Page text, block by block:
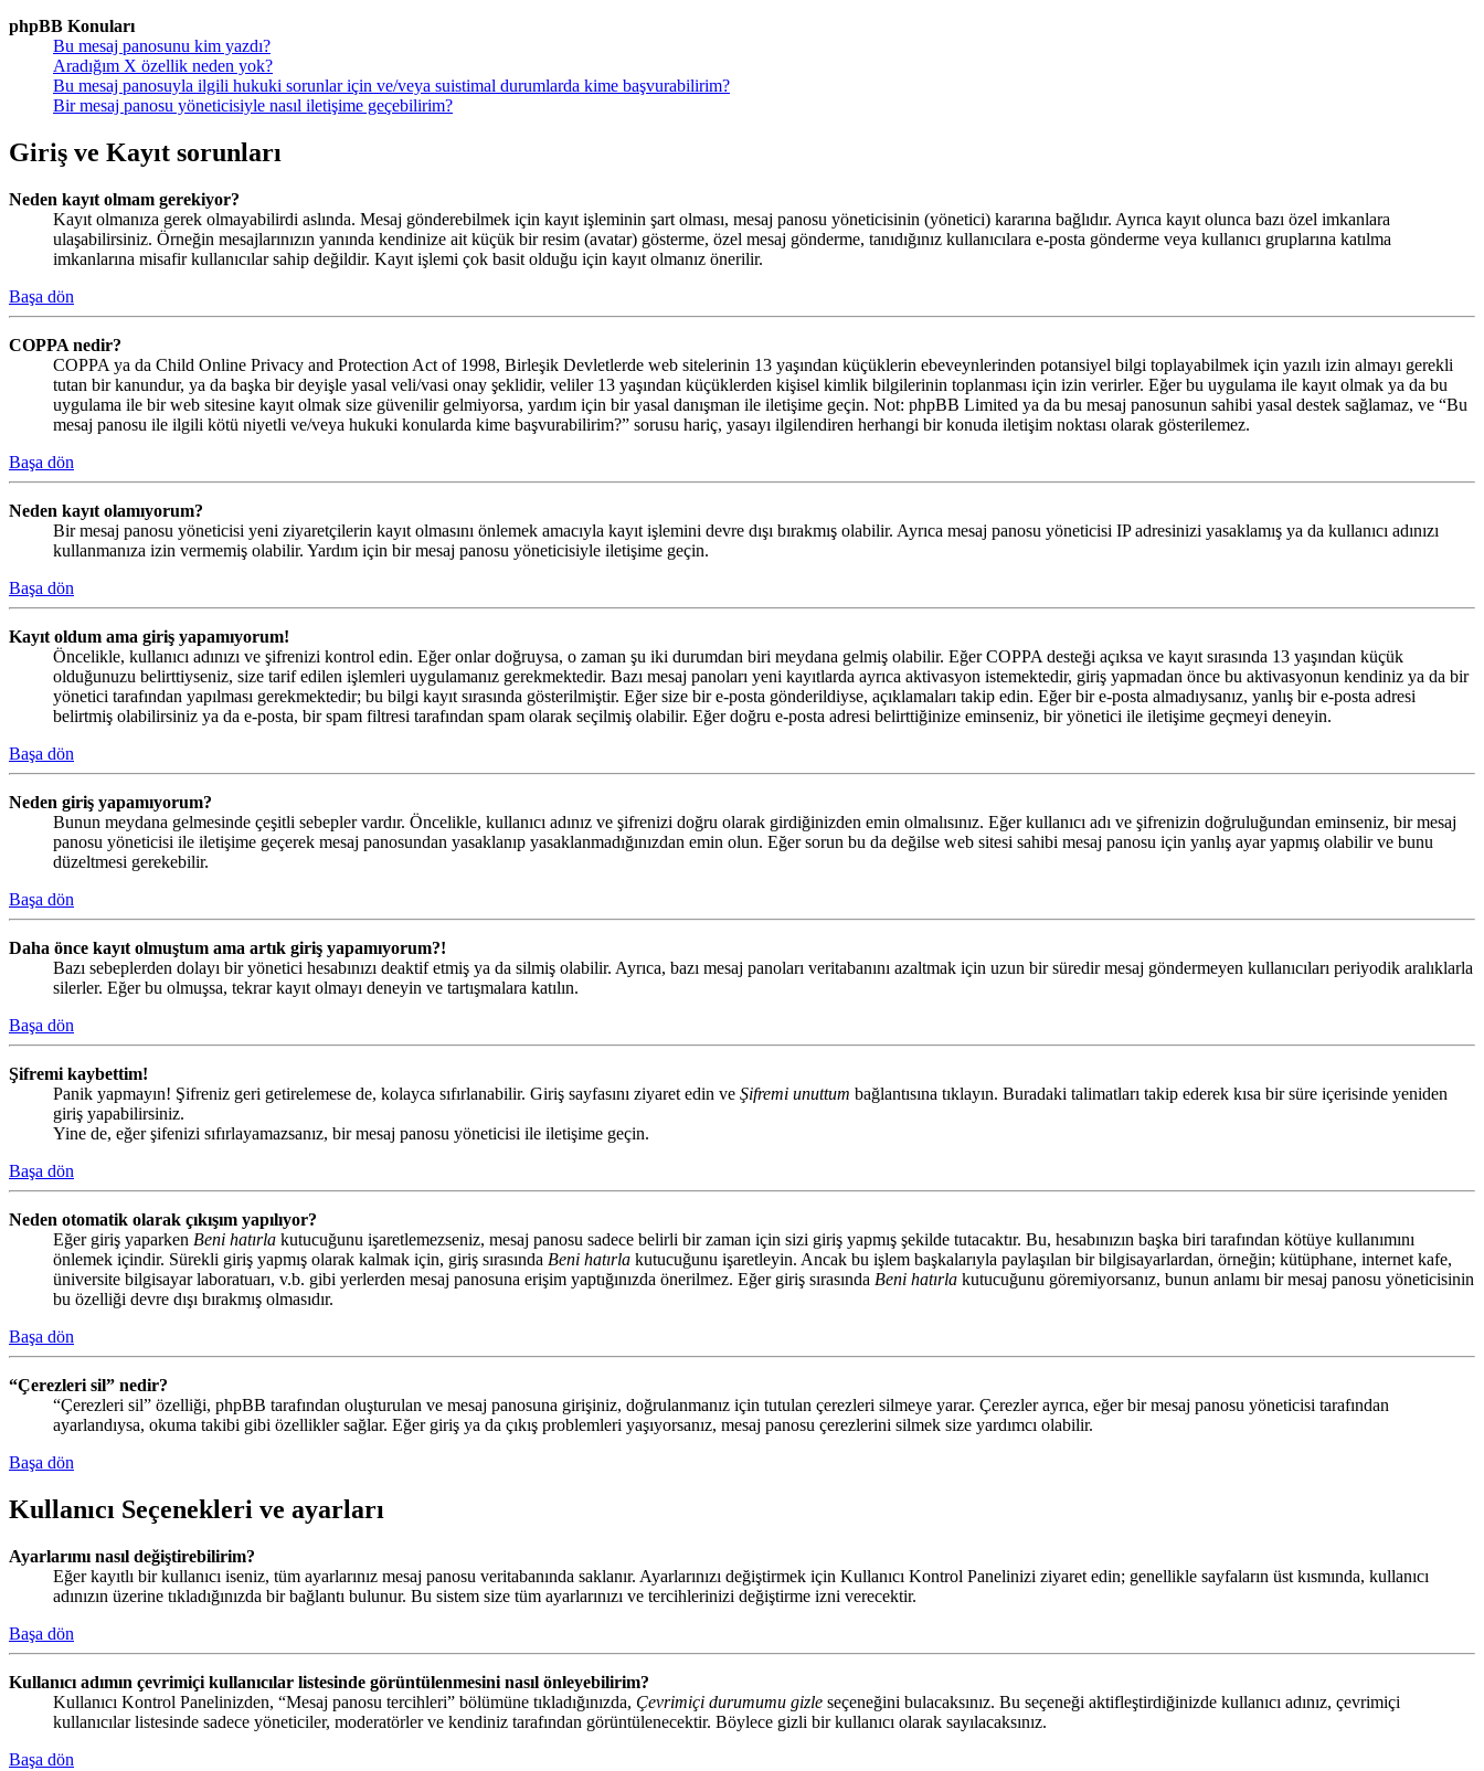
phpBB Konuları
Bu mesaj panosunu kim yazdı?
Aradığım X özellik neden yok?
Bu mesaj panosuyla ilgili hukuki sorunlar için ve/veya suistimal durumlarda kime başvurabilirim?
Bir mesaj panosu yöneticisiyle nasıl iletişime geçebilirim?
Giriş ve Kayıt sorunları
Neden kayıt olmam gerekiyor?
Kayıt olmanıza gerek olmayabilirdi aslında. Mesaj gönderebilmek için kayıt işleminin şart olması, mesaj panosu yöneticisinin (yönetici) kararına bağlıdır. Ayrıca kayıt olunca bazı özel imkanlara
ulaşabilirsiniz. Örneğin mesajlarınızın yanında kendinize ait küçük bir resim (avatar) gösterme, özel mesaj gönderme, tanıdığınız kullanıcılara e-posta gönderme veya kullanıcı gruplarına katılma
imkanlarına misafir kullanıcılar sahip değildir. Kayıt işlemi çok basit olduğu için kayıt olmanız önerilir.
Başa dön
COPPA nedir?
COPPA ya da Child Online Privacy and Protection Act of 1998, Birleşik Devletlerde web sitelerinin 13 yaşından küçüklerin ebeveynlerinden potansiyel bilgi toplayabilmek için yazılı izin almayı gerekli
tutan bir kanundur, ya da başka bir deyişle yasal veli/vasi onay şeklidir, veliler 13 yaşından küçüklerden kişisel kimlik bilgilerinin toplanması için izin verirler. Eğer bu uygulama ile kayıt olmak ya da bu
uygulama ile bir web sitesine kayıt olmak size güvenilir gelmiyorsa, yardım için bir yasal danışman ile iletişime geçin. Not: phpBB Limited ya da bu mesaj panosunun sahibi yasal destek sağlamaz, ve “Bu
mesaj panosu ile ilgili kötü niyetli ve/veya hukuki konularda kime başvurabilirim?” sorusu hariç, yasayı ilgilendiren herhangi bir konuda iletişim noktası olarak gösterilemez.
Başa dön
Neden kayıt olamıyorum?
Bir mesaj panosu yöneticisi yeni ziyaretçilerin kayıt olmasını önlemek amacıyla kayıt işlemini devre dışı bırakmış olabilir. Ayrıca mesaj panosu yöneticisi IP adresinizi yasaklamış ya da kullanıcı adınızı
kullanmanıza izin vermemiş olabilir. Yardım için bir mesaj panosu yöneticisiyle iletişime geçin.
Başa dön
Kayıt oldum ama giriş yapamıyorum!
Öncelikle, kullanıcı adınızı ve şifrenizi kontrol edin. Eğer onlar doğruysa, o zaman şu iki durumdan biri meydana gelmiş olabilir. Eğer COPPA desteği açıksa ve kayıt sırasında 13 yaşından küçük
olduğunuzu belirttiyseniz, size tarif edilen işlemleri uygulamanız gerekmektedir. Bazı mesaj panoları yeni kayıtlarda ayrıca aktivasyon istemektedir, giriş yapmadan önce bu aktivasyonun kendiniz ya da bir
yönetici tarafından yapılması gerekmektedir; bu bilgi kayıt sırasında gösterilmiştir. Eğer size bir e-posta gönderildiyse, açıklamaları takip edin. Eğer bir e-posta almadıysanız, yanlış bir e-posta adresi
belirtmiş olabilirsiniz ya da e-posta, bir spam filtresi tarafından spam olarak seçilmiş olabilir. Eğer doğru e-posta adresi belirttiğinize eminseniz, bir yönetici ile iletişime geçmeyi deneyin.
Başa dön
Neden giriş yapamıyorum?
Bunun meydana gelmesinde çeşitli sebepler vardır. Öncelikle, kullanıcı adınız ve şifrenizi doğru olarak girdiğinizden emin olmalısınız. Eğer kullanıcı adı ve şifrenizin doğruluğundan eminseniz, bir mesaj
panosu yöneticisi ile iletişime geçerek mesaj panosundan yasaklanıp yasaklanmadığınızdan emin olun. Eğer sorun bu da değilse web sitesi sahibi mesaj panosu için yanlış ayar yapmış olabilir ve bunu
düzeltmesi gerekebilir.
Başa dön
Daha önce kayıt olmuştum ama artık giriş yapamıyorum?!
Bazı sebeplerden dolayı bir yönetici hesabınızı deaktif etmiş ya da silmiş olabilir. Ayrıca, bazı mesaj panoları veritabanını azaltmak için uzun bir süredir mesaj göndermeyen kullanıcıları periyodik aralıklarla
silerler. Eğer bu olmuşsa, tekrar kayıt olmayı deneyin ve tartışmalara katılın.
Başa dön
Şifremi kaybettim!
Panik yapmayın! Şifreniz geri getirelemese de, kolayca sıfırlanabilir. Giriş sayfasını ziyaret edin ve Şifremi unuttum bağlantısına tıklayın. Buradaki talimatları takip ederek kısa bir süre içerisinde yeniden
giriş yapabilirsiniz.
Yine de, eğer şifenizi sıfırlayamazsanız, bir mesaj panosu yöneticisi ile iletişime geçin.
Başa dön
Neden otomatik olarak çıkışım yapılıyor?
Eğer giriş yaparken Beni hatırla kutucuğunu işaretlemezseniz, mesaj panosu sadece belirli bir zaman için sizi giriş yapmış şekilde tutacaktır. Bu, hesabınızın başka biri tarafından kötüye kullanımını
önlemek içindir. Sürekli giriş yapmış olarak kalmak için, giriş sırasında Beni hatırla kutucuğunu işaretleyin. Ancak bu işlem başkalarıyla paylaşılan bir bilgisayarlardan, örneğin; kütüphane, internet kafe,
üniversite bilgisayar laboratuarı, v.b. gibi yerlerden mesaj panosuna erişim yaptığınızda önerilmez. Eğer giriş sırasında Beni hatırla kutucuğunu göremiyorsanız, bunun anlamı bir mesaj panosu yöneticisinin
bu özelliği devre dışı bırakmış olmasıdır.
Başa dön
“Çerezleri sil” nedir?
“Çerezleri sil” özelliği, phpBB tarafından oluşturulan ve mesaj panosuna girişiniz, doğrulanmanız için tutulan çerezleri silmeye yarar. Çerezler ayrıca, eğer bir mesaj panosu yöneticisi tarafından
ayarlandıysa, okuma takibi gibi özellikler sağlar. Eğer giriş ya da çıkış problemleri yaşıyorsanız, mesaj panosu çerezlerini silmek size yardımcı olabilir.
Başa dön
Kullanıcı Seçenekleri ve ayarları
Ayarlarımı nasıl değiştirebilirim?
Eğer kayıtlı bir kullanıcı iseniz, tüm ayarlarınız mesaj panosu veritabanında saklanır. Ayarlarınızı değiştirmek için Kullanıcı Kontrol Panelinizi ziyaret edin; genellikle sayfaların üst kısmında, kullanıcı
adınızın üzerine tıkladığınızda bir bağlantı bulunur. Bu sistem size tüm ayarlarınızı ve tercihlerinizi değiştirme izni verecektir.
Başa dön
Kullanıcı adımın çevrimiçi kullanıcılar listesinde görüntülenmesini nasıl önleyebilirim?
Kullanıcı Kontrol Panelinizden, “Mesaj panosu tercihleri” bölümüne tıkladığınızda, Çevrimiçi durumumu gizle seçeneğini bulacaksınız. Bu seçeneği aktifleştirdiğinizde kullanıcı adınız, çevrimiçi
kullanıcılar listesinde sadece yöneticiler, moderatörler ve kendiniz tarafından görüntülenecektir. Böylece gizli bir kullanıcı olarak sayılacaksınız.
Başa dön